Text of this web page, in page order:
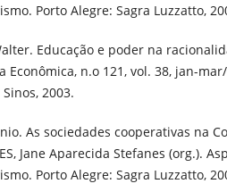
Porto Alegre: Sagra Luzzatto,
Educação e poder na
Econômica, n.o 121, vol. 38, jan-
2003.
As sociedades cooperativas na
Jane Aparecida Stefanes (org.).
Porto Alegre: Sagra Luzzatto,